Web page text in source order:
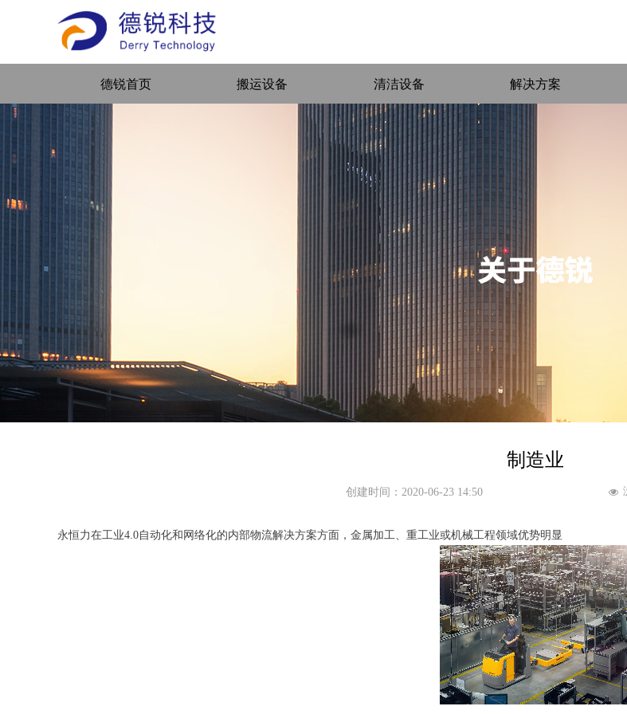
德锐首页 搬运设备 清洁设备 解决方案
创建时间： 2020-06-23 14:50
制造业
넶
永恒力在工业4.0自动化和网络化的内部物流解决方案方面，金属加工、重工业或机械工程领域优势明显